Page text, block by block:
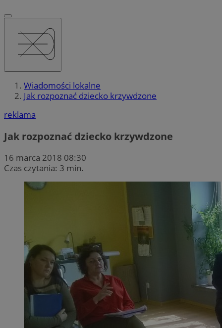
Wiadomości lokalne
Jak rozpoznać dziecko krzywdzone
reklama
Jak rozpoznać dziecko krzywdzone
16 marca 2018 08:30
Czas czytania: 3 min.